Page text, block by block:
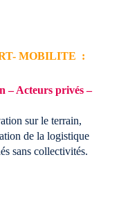
MOBILITE :
– Acteurs privés –
sur le terrain,
de la logistique
sans collectivités.